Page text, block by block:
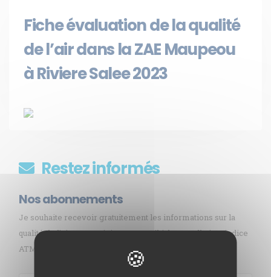
Fiche évaluation de la qualité
de l’air dans la ZAE Maupeou
à Riviere Salee 2023
Restez informés
Nos abonnements
Je souhaite recevoir gratuitement les informations sur la
qualité de l’air en Martinique par mail (alerte pollution, indice
ATMO, sargasses, newsletter, etc.)
Membre de Agréé par